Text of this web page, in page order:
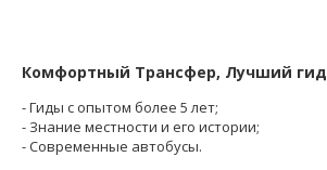
Комфортный Трансфер, Лучший гид
- Гиды с опытом более 5 лет;
- Знание местности и его истории;
- Современные автобусы.